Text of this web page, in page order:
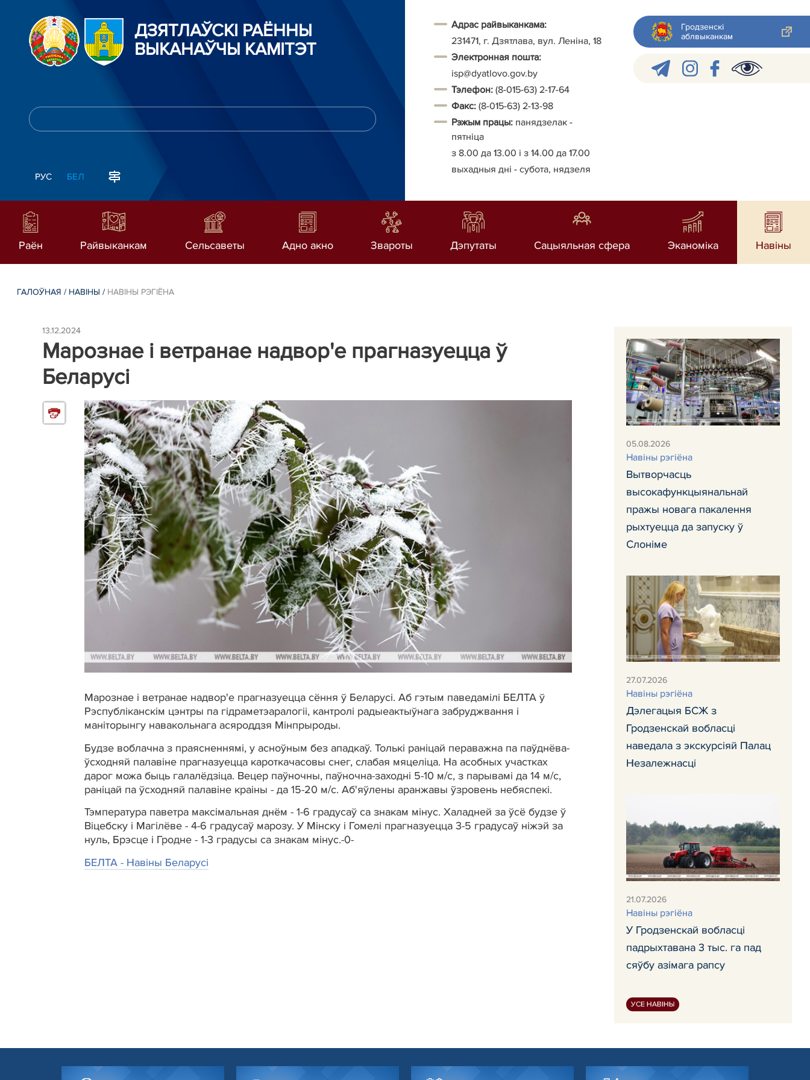
ДЗЯТЛАЎСКІ РАЁННЫ
ВЫКАНАЎЧЫ КАМІТЭТ
РУС БЕЛ
Адрас райвыканкама:
231471, г. Дзятлава, вул. Леніна, 18
Электронная пошта:
isp@dyatlovo.gov.by
Тэлефон: (8-015-63) 2-17-64
Факс: (8-015-63) 2-13-98
Рэжым працы: панядзелак -
пятніца
з 8.00 да 13.00 і з 14.00 да 17.00
выхадныя дні - субота, нядзеля
Гродзенскі
аблвыканкам
Раён Райвыканкам Сельсаветы Адно акно Звароты Дэпутаты Сацыяльная сфера Эканоміка Навiны
ГАЛОЎНАЯ / НАВIНЫ / НАВIНЫ РЭГIЁНА
13.12.2024
Марознае і ветранае надвор'е прагназуецца ў
Беларусі
Марознае і ветранае надвор'е прагназуецца сёння ў Беларусі. Аб гэтым паведамілі БЕЛТА ў
Рэспубліканскім цэнтры па гідраметэаралогіі, кантролі радыеактыўнага забруджвання і
маніторынгу навакольнага асяроддзя Мінпрыроды.
Будзе воблачна з праясненнямі, у асноўным без ападкаў. Толькі раніцай пераважна па паўднёва-
ўсходняй палавіне прагназуецца кароткачасовы снег, слабая мяцеліца. На асобных участках
дарог можа быць галалёдзіца. Вецер паўночны, паўночна-заходні 5-10 м/с, з парывамі да 14 м/с,
раніцай па ўсходняй палавіне краіны - да 15-20 м/с. Аб'яўлены аранжавы ўзровень небяспекі.
Тэмпература паветра максімальная днём - 1-6 градусаў са знакам мінус. Халадней за ўсё будзе ў
Віцебску і Магілёве - 4-6 градусаў марозу. У Мінску і Гомелі прагназуецца 3-5 градусаў ніжэй за
нуль, Брэсце і Гродне - 1-3 градусы са знакам мінус.-0-
БЕЛТА - Навiны Беларусi
05.08.2026
Навiны рэгiёна
Вытворчасць
высокафункцыянальнай
пражы новага пакалення
рыхтуецца да запуску ў
Слоніме
27.07.2026
Навiны рэгiёна
Дэлегацыя БСЖ з
Гродзенскай вобласці
наведала з экскурсіяй Палац
Незалежнасці
21.07.2026
Навiны рэгiёна
У Гродзенскай вобласці
падрыхтавана 3 тыс. га пад
сяўбу азімага рапсу
УСЕ НАВІНЫ